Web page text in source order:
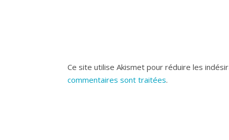
Ce site utilise Akismet pour réduire les
commentaires sont traitées.